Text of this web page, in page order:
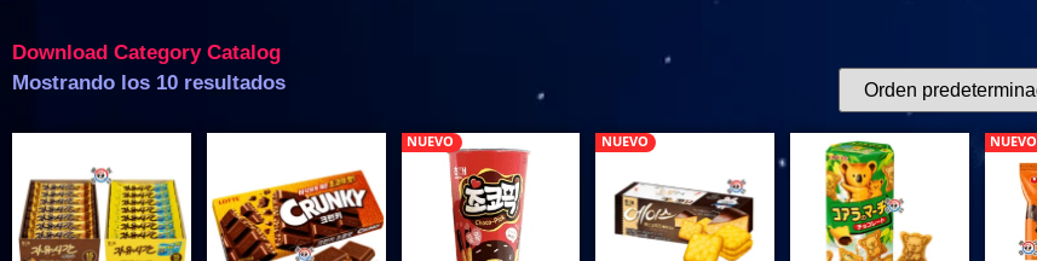
Download Category Catalog
Mostrando los 10 resultados
NUEVO NUEVO NUEVO